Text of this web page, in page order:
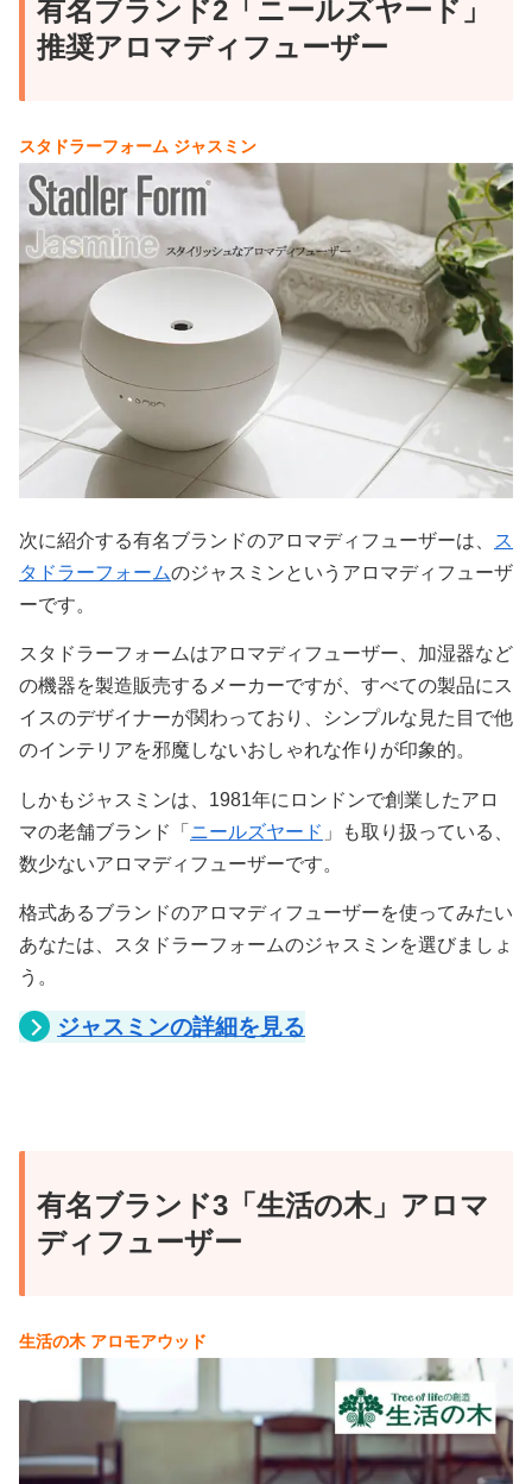
有名ブランド2「ニールズヤード」
推奨アロマディフューザー
スタドラーフォーム ジャスミン
次に紹介する有名ブランドのアロマディフューザーは、
ス
タドラーフォームのジャスミンというアロマディフューザ
ーです。
スタドラーフォームはアロマディフューザー、加湿器など
の機器を製造販売するメーカーですが、すべての製品にス
イスのデザイナーが関わっており、シンプルな見た目で他
のインテリアを邪魔しないおしゃれな作りが印象的。
しかもジャスミンは、1981年にロンドンで創業したアロ
マの老舗ブランド「 ニールズヤード 」も取り扱っている、
数少ないアロマディフューザーです。
格式あるブランドのアロマディフューザーを使ってみたい
あなたは、スタドラーフォームのジャスミンを選びましょ
う。
ジャスミンの詳細を見る
有名ブランド3「生活の木」アロマ
ディフューザー
生活の木 アロモアウッド